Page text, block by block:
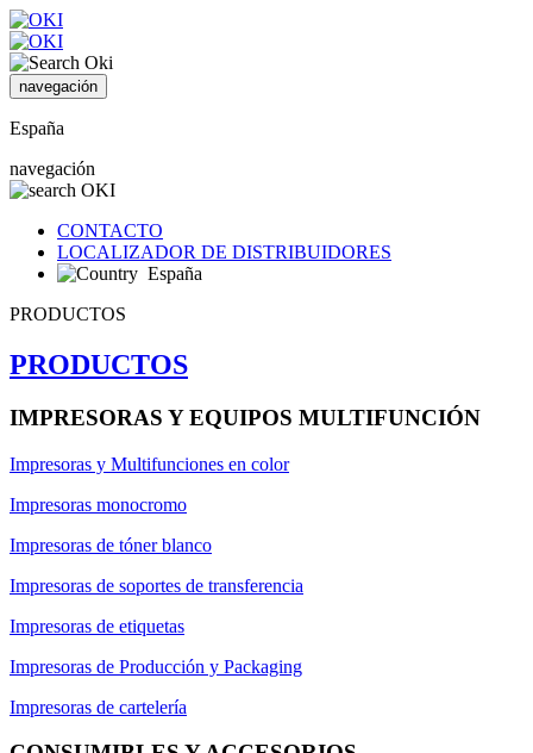
navegación
España
navegación
CONTACTO
LOCALIZADOR DE DISTRIBUIDORES
España
PRODUCTOS
PRODUCTOS
IMPRESORAS Y EQUIPOS MULTIFUNCIÓN
Impresoras y Multifunciones en color
Impresoras monocromo
Impresoras de tóner blanco
Impresoras de soportes de transferencia
Impresoras de etiquetas
Impresoras de Producción y Packaging
Impresoras de cartelería